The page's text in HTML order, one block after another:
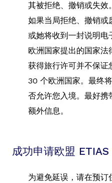
其被拒绝、撤销或失效。
如果当局拒绝、撤销或
或她将收到一封说明电
欧洲国家提出的国家法
获得旅行许可并不保
30 个欧洲国家。最终
否允许您入境。最好携
额外信息。
成功申请欧盟 ETIAS
为避免延误，请在预订